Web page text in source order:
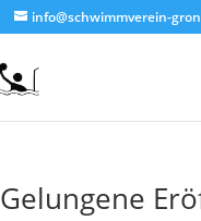
info@schwimmverein-
Gelungene